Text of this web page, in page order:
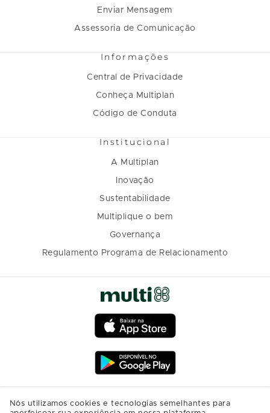
Enviar Mensagem
Assessoria de Comunicação
Informações
Central de Privacidade
Conheça Multiplan
Código de Conduta
Institucional
A Multiplan
Inovação
Sustentabilidade
Multiplique o bem
Governança
Regulamento Programa de Relacionamento
Nós utilizamos cookies e tecnologias semelhantes para